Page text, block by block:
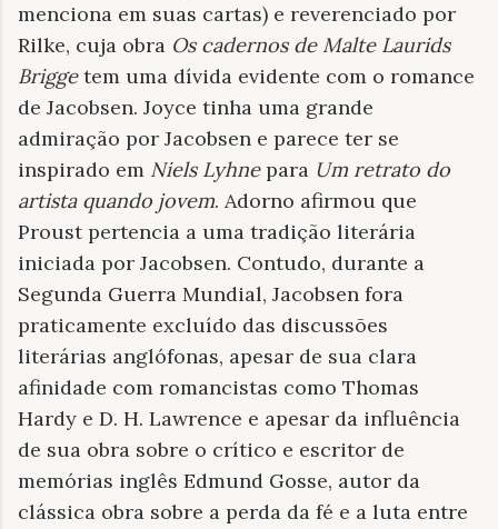
menciona em suas cartas) e reverenciado por
Rilke, cuja obra Os cadernos de Malte Laurids
Briggetem uma dívida evidente com o romance
de Jacobsen. Joyce tinha uma grande
admiração por Jacobsen e parece ter se
inspirado em Niels Lyhnepara Um retrato do
artista quando jovem. Adorno afirmou que
Proust pertencia a uma tradição literária
iniciada por Jacobsen. Contudo, durante a
Segunda Guerra Mundial, Jacobsen fora
praticamente excluído das discussões
literárias anglófonas, apesar de sua clara
afinidade com romancistas como Thomas
Hardy e D. H. Lawrence e apesar da influência
de sua obra sobre o crítico e escritor de
memórias inglês Edmund Gosse, autor da
clássica obra sobre a perda da fé e a luta entre